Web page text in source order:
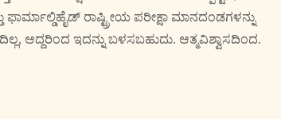
ರಾಷ್ಟ್ರೀಯ ಪರೀಕ್ಷಾ ಮಾನದಂಡಗಳನ್ನು
ಆದ್ದರಿಂದ ಇದನ್ನು ಬಳಸಬಹುದು. ಆತ್ಮವಿಶ್ವಾಸದಿಂದ.